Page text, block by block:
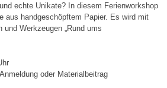
echte Unikate? In diesem Ferienworkshop
aus handgeschöpftem Papier. Es wird mit
Werkzeugen „Rund ums
oder Materialbeitrag